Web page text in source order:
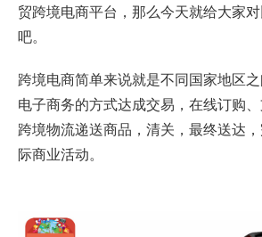
贸跨境电商平台 ，那么今天就给大家
吧。
跨境电商简单来说就是不同国家地区
电子商务的方式达成交易，在线订购
跨境物流递送商品，清关，最终送达
际商业活动。